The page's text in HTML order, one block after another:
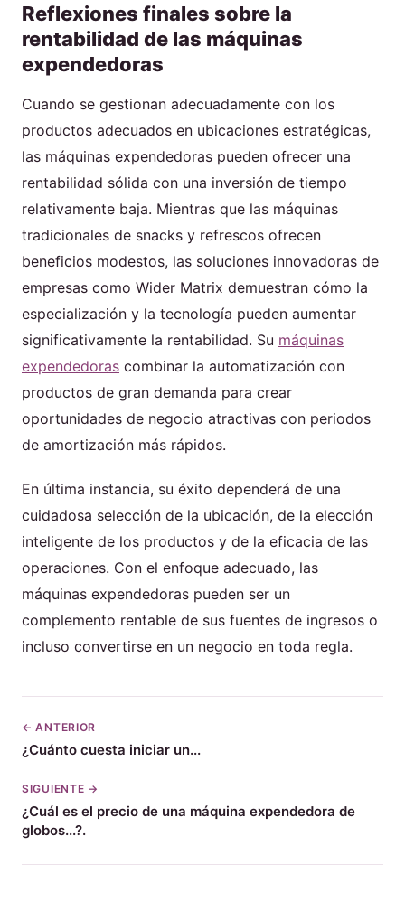
Reflexiones finales sobre la
rentabilidad de las máquinas
expendedoras
Cuando se gestionan adecuadamente con los
productos adecuados en ubicaciones estratégicas,
las máquinas expendedoras pueden ofrecer una
rentabilidad sólida con una inversión de tiempo
relativamente baja. Mientras que las máquinas
tradicionales de snacks y refrescos ofrecen
beneficios modestos, las soluciones innovadoras de
empresas como Wider Matrix demuestran cómo la
especialización y la tecnología pueden aumentar
significativamente la rentabilidad. Su máquinas
expendedoras combinar la automatización con
productos de gran demanda para crear
oportunidades de negocio atractivas con periodos
de amortización más rápidos.
En última instancia, su éxito dependerá de una
cuidadosa selección de la ubicación, de la elección
inteligente de los productos y de la eficacia de las
operaciones. Con el enfoque adecuado, las
máquinas expendedoras pueden ser un
complemento rentable de sus fuentes de ingresos o
incluso convertirse en un negocio en toda regla.
← ANTERIOR
¿Cuánto cuesta iniciar un...
SIGUIENTE →
¿Cuál es el precio de una máquina expendedora de
globos...?.